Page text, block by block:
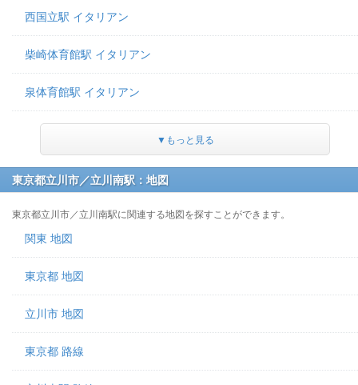
西国立駅 イタリアン
柴崎体育館駅 イタリアン
泉体育館駅 イタリアン
▼もっと見る
東京都立川市／立川南駅：地図
東京都立川市／立川南駅に関連する地図を探すことができます。
関東 地図
東京都 地図
立川市 地図
東京都 路線